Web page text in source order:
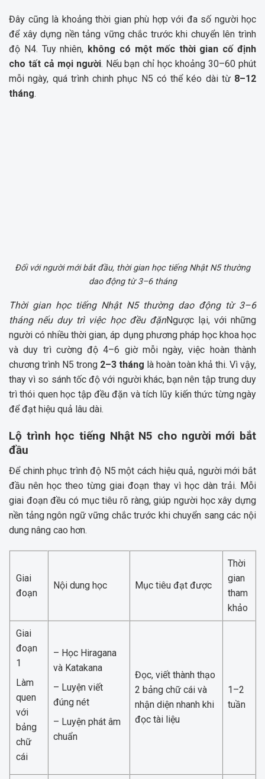
Đây cũng là khoảng thời gian phù hợp với đa số người học
để xây dựng nền tảng vững chắc trước khi chuyển lên trình
độ N4. Tuy nhiên, không có một mốc thời gian cố định
cho tất cả mọi người. Nếu bạn chỉ học khoảng 30–60 phút
mỗi ngày, quá trình chinh phục N5 có thể kéo dài từ 8–12
tháng.
Đối với người mới bắt đầu, thời gian học tiếng Nhật N5 thường
dao động từ 3–6 tháng
Thời gian học tiếng Nhật N5 thường dao động từ 3–6
tháng nếu duy trì việc học đều đặnNgược lại, với những
người có nhiều thời gian, áp dụng phương pháp học khoa học
và duy trì cường độ 4–6 giờ mỗi ngày, việc hoàn thành
chương trình N5 trong 2–3 tháng là hoàn toàn khả thi. Vì vậy,
thay vì so sánh tốc độ với người khác, bạn nên tập trung duy
trì thói quen học tập đều đặn và tích lũy kiến thức từng ngày
để đạt hiệu quả lâu dài.
Lộ trình học tiếng Nhật N5 cho người mới bắt
đầu
Để chinh phục trình độ N5 một cách hiệu quả, người mới bắt
đầu nên học theo từng giai đoạn thay vì học dàn trải. Mỗi
giai đoạn đều có mục tiêu rõ ràng, giúp người học xây dựng
nền tảng ngôn ngữ vững chắc trước khi chuyển sang các nội
dung nâng cao hơn.
Giai
đoạn
Nội dung học Mục tiêu đạt được
Thời
gian
tham
khảo
Giai
đoạn
1
Làm
quen
với
bảng
chữ
cái
– Học Hiragana
và Katakana
– Luyện viết
đúng nét
– Luyện phát âm
chuẩn
Đọc, viết thành thạo
2 bảng chữ cái và
nhận diện nhanh khi
đọc tài liệu
1–2
tuần